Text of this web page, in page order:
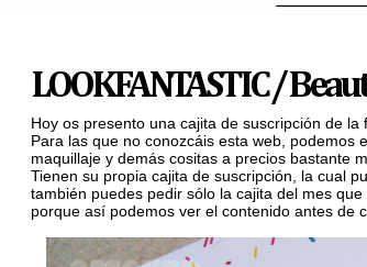
LOOKFANTASTIC /
Hoy os presento una cajita de suscripción de la
Para las que no conozcáis esta web, podemos
maquillaje y demás cositas a precios bastante
Tienen su propia cajita de suscripción, la cual
también puedes pedir sólo la cajita del mes
porque así podemos ver el contenido antes de